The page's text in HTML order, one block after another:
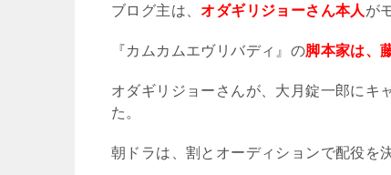
ブログ主は、オダギリジョーさん本人 が
『カムカムエヴリバディ』の脚本家は、
オダギリジョーさんが、大月錠一郎にキ
た。
朝ドラは、割とオーディションで配役を